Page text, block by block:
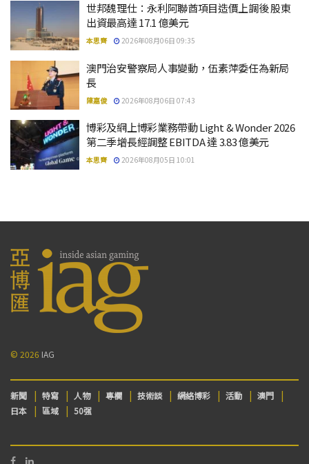
世邦魏理仕：永利阿聯酋項目造價上調後 股東
出資最高達 17.1 億美元
本思齊 2026年08月06日 09:35
澳門治安警察局人事變動，伍素萍委任為新局
長
陳嘉俊 2026年08月06日 07:43
博彩及網上博彩業務帶動 Light & Wonder 2026
第二季增長經調整 EBITDA 達 3.83 億美元
本思齊 2026年08月05日 10:01
© 2026 IAG
新聞 特寫 人物 專欄 技術談 網絡博彩 活動
澳門
日本
區域 50强